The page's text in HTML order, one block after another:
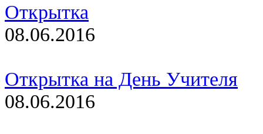
Открытка
08.06.2016
Открытка на День Учителя
08.06.2016